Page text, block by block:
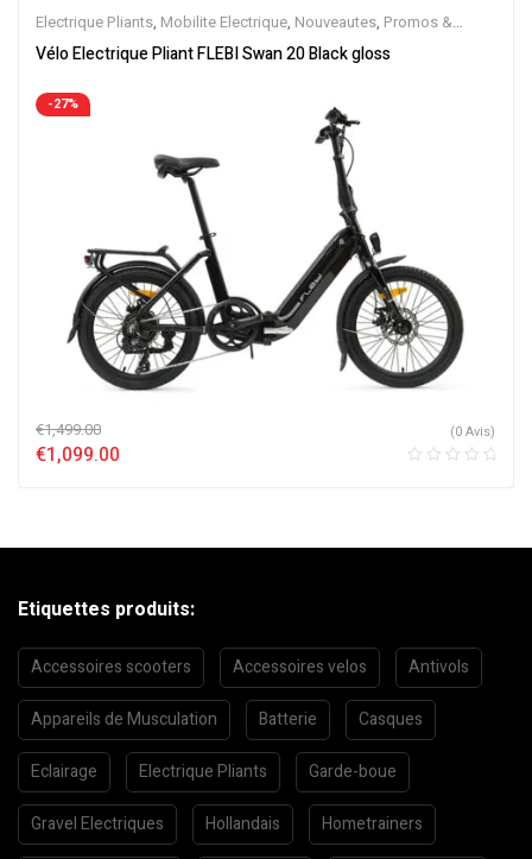
Electrique Pliants, Mobilite Electrique, Nouveautes, Promos &
Soldes,Vélo électrique ville,Velos Electriques
Vélo Electrique Pliant FLEBI Swan 20 Black gloss
-27%
€1,499.00
€1,099.00
(0 Avis)
Etiquettes produits:
Accessoires scooters Accessoires velos Antivols
Appareils de Musculation Batterie Casques
Eclairage Electrique Pliants Garde-boue
Gravel Electriques Hollandais Hometrainers